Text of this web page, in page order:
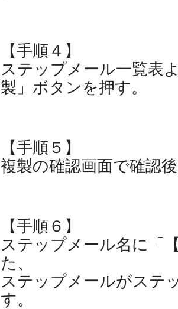
【手順４】
ステップメール一覧表
製」ボタンを押す。
【手順５】
複製の確認画面で確認
【手順６】
ステップメール名に「
た、
ステップメールがステ
す。